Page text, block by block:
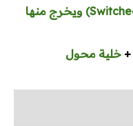
خلية بها فيوز (Switched Fuse) ويخرج منها
+ خلية محول